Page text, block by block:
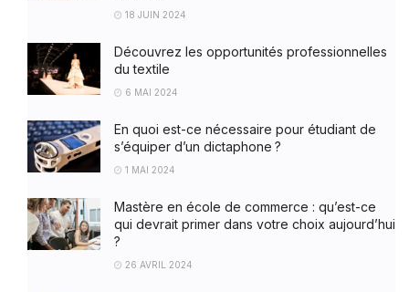
18 JUIN 2024
Découvrez les opportunités professionnelles
du textile
6 MAI 2024
En quoi est-ce nécessaire pour étudiant de
s’équiper d’un dictaphone ?
1 MAI 2024
Mastère en école de commerce : qu’est-ce
qui devrait primer dans votre choix aujourd’hui
?
26 AVRIL 2024